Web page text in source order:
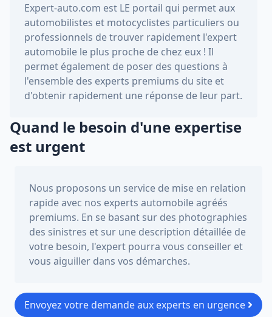
Expert-auto.com est LE portail qui permet aux
automobilistes et motocyclistes particuliers ou
professionnels de trouver rapidement l'expert
automobile le plus proche de chez eux ! Il
permet également de poser des questions à
l'ensemble des experts premiums du site et
d'obtenir rapidement une réponse de leur part.
Quand le besoin d'une expertise
est urgent
Nous proposons un service de mise en relation
rapide avec nos experts automobile agréés
premiums. En se basant sur des photographies
des sinistres et sur une description détaillée de
votre besoin, l'expert pourra vous conseiller et
vous aiguiller dans vos démarches.
Envoyez votre demande aux experts en urgence